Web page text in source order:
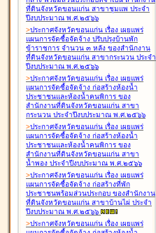
ที่ดินจังหวัดขอนแก่น สาขาชุมแพ ประจำ
ปีงบประมาณ พ.ศ.๒๕๖๖
>ประกาศจังหวัดขอนแก่น เรื่อง เผยแพร่
แผนการจัดซื้อจัดจ้าง ปรับปรุงบ้านพัก
ข้าราชการ จำนวน ๓ หลัง ของสำนักงาน
ที่ดินจังหวัดขอนแก่น สาขากระนวน ประจำ
ปีงบประมาณ พ.ศ.๒๕๖๖
>ประกาศจังหวัดขอนแก่น เรื่อง เผยแพร่
แผนการจัดซื้อจัดจ้าง ก่อสร้างห้องน้ำ
ประชาชนและห้องน้ำคนพิการ ของ
สำนักงานที่ดินจังหวัดขอนแก่น สาขา
กระนวน ประจำปีงบประมาณ พ.ศ.๒๕๖๖
>ประกาศจังหวัดขอนแก่น เรื่อง เผยแพร่
แผนการจัดซื้อจัดจ้าง ก่อสร้างห้องน้ำ
ประชาชนและห้องน้ำคนพิการ ของ
สำนักงานที่ดินจังหวัดขอนแก่น สาขา
น้ำพอง ประจำปีงบประมาณ พ.ศ.๒๕๖๖
>ประกาศจังหวัดขอนแก่น เรื่อง เผยแพร่
แผนการจัดซื้อจัดจ้าง ก่อสร้างที่พัก
ประชาชนพร้อมส่วนประกอบ ของสำนักงาน
ที่ดินจังหวัดขอนแก่น สาขาบ้านไผ่ ประจำ
ปีงบประมาณ พ.ศ.๒๕๖๖
>ประกาศจังหวัดขอนแก่น เรื่อง เผยแพร่